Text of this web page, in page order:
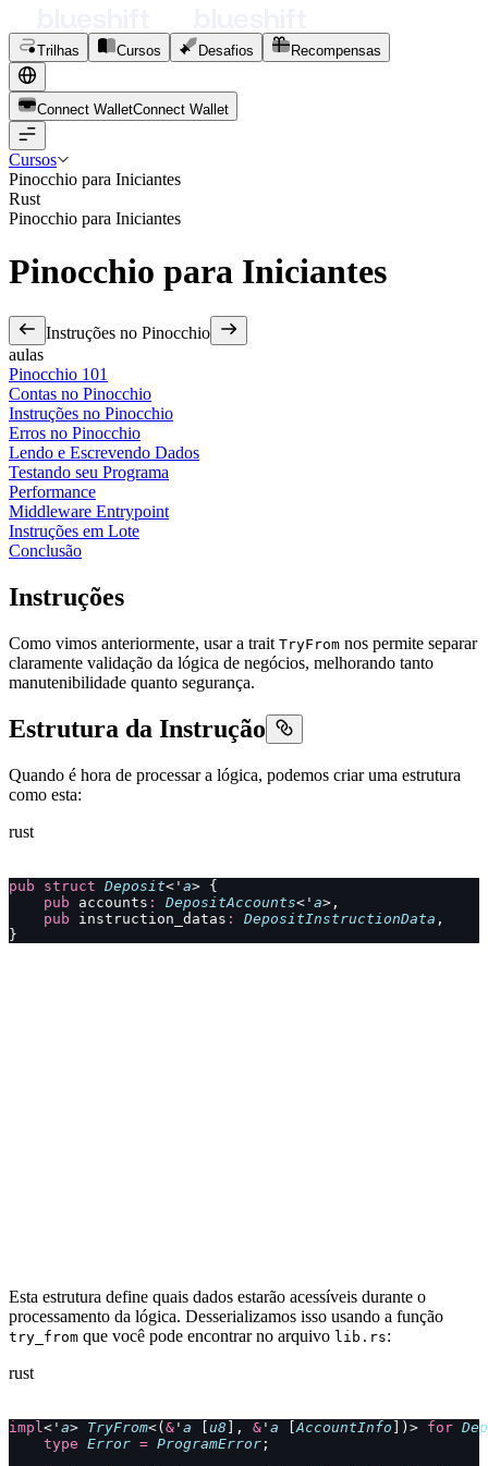
Trilhas Cursos Desafios Recompensas
Connect WalletConnect Wal et
Cursos
Pinocchio para Iniciantes
Rust
Pinocchio para Iniciantes
Pinocchio para Iniciantes
Instruções no Pinocchio
aulas
Pinocchio 101
Contas no Pinocchio
Instruções no Pinocchio
Erros no Pinocchio
Lendo e Escrevendo Dados
Testando seu Programa
Performance
Middleware Entrypoint
Instruções em Lote
Conclusão
Instruções
Como vimos anteriormente, usar a trait TryFrom nos permite separar
claramente validação da lógica de negócios, melhorando tanto
manutenibilidade quanto segurança.
Estrutura da Instrução
Quando é hora de processar a lógica, podemos criar uma estrutura
como esta:
rust
pub struct Deposit<' a> {
    pub
accounts : DepositAccounts<' a>,
    pub
instruction_datas : DepositInstructionData ,
}
Esta estrutura define quais dados estarão acessíveis durante o
processamento da lógica. Desserializamos isso usando a função
try_from que você pode encontrar no arquivo lib.rs:
rust
impl <' a> TryFrom<(& ' a [u8 ], & ' a [AccountInfo ])> for
    type
Error = ProgramError ;